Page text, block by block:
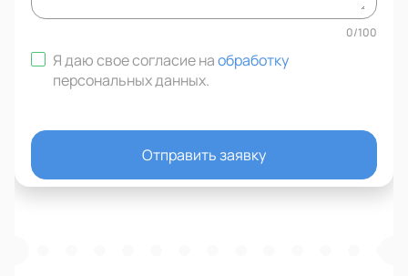
0/100
Я даю свое согласие наобработку
персональных данных.
Отправить заявку